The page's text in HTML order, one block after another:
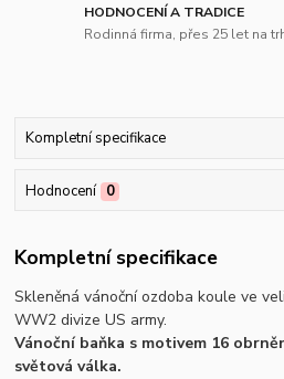
HODNOCENÍ A TRADICE
Rodinná firma, přes 25 let na
Kompletní specifikace
Hodnocení 0
Kompletní specifikace
Skleněná vánoční ozdoba koule ve
WW2 divize US army.
Vánoční baňka s motivem 16
světová válka.